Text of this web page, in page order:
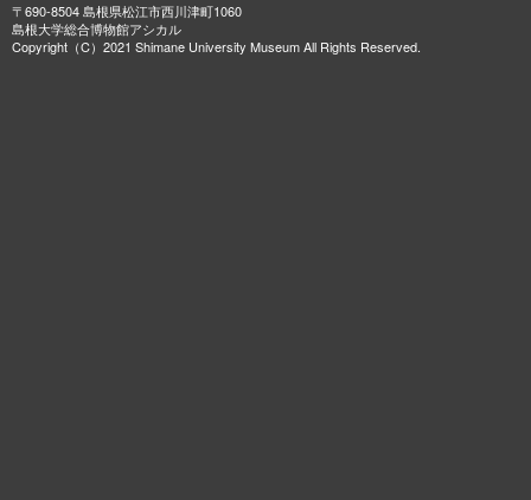
〒690-8504 島根県松江市西川津町1060
島根大学総合博物館アシカル
Copyright（C）2021 Shimane University Museum All Rights Reserved.